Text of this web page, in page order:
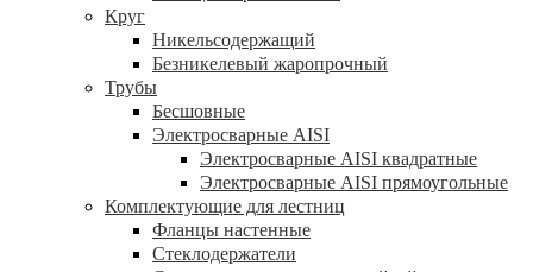
Круг
Никельсодержащий
Безникелевый жаропрочный
Трубы
Бесшовные
Электросварные AISI
Электросварные AISI квадратные
Электросварные AISI прямоугольные
Комплектующие для лестниц
Фланцы настенные
Стеклодержатели